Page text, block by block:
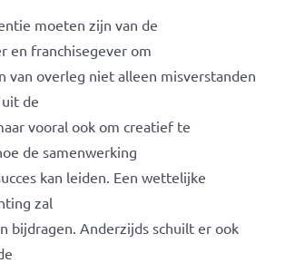
moeten zijn van de
en franchisegever om
van overleg niet alleen misverstanden
de
vooral ook om creatief te
de samenwerking
kan leiden. Een wettelijke
zal
bijdragen. Anderzijds schuilt er ook